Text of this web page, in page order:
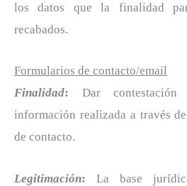
los datos que la finalidad
recabados.
Formularios de contacto/email
Finalidad:
Dar
información realizada a través
de contacto.
Legitimación:
La base